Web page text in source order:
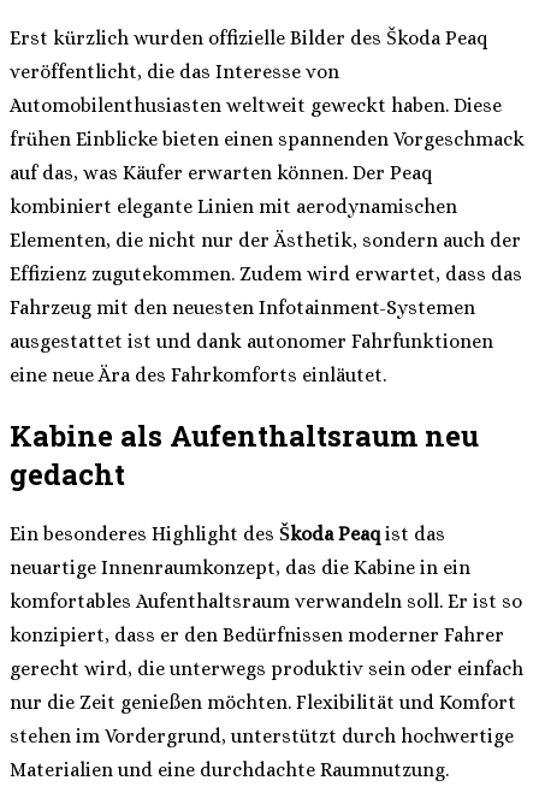
Erst kürzlich wurden offizielle Bilder des Škoda Peaq
veröffentlicht, die das Interesse von
Automobilenthusiasten weltweit geweckt haben. Diese
frühen Einblicke bieten einen spannenden Vorgeschmack
auf das, was Käufer erwarten können. Der Peaq
kombiniert elegante Linien mit aerodynamischen
Elementen, die nicht nur der Ästhetik, sondern auch der
Effizienz zugutekommen. Zudem wird erwartet, dass das
Fahrzeug mit den neuesten Infotainment-Systemen
ausgestattet ist und dank autonomer Fahrfunktionen
eine neue Ära des Fahrkomforts einläutet.
Kabine als Aufenthaltsraum neu
gedacht
Ein besonderes Highlight des Škoda Peaq ist das
neuartige Innenraumkonzept, das die Kabine in ein
komfortables Aufenthaltsraum verwandeln soll. Er ist so
konzipiert, dass er den Bedürfnissen moderner Fahrer
gerecht wird, die unterwegs produktiv sein oder einfach
nur die Zeit genießen möchten. Flexibilität und Komfort
stehen im Vordergrund, unterstützt durch hochwertige
Materialien und eine durchdachte Raumnutzung.